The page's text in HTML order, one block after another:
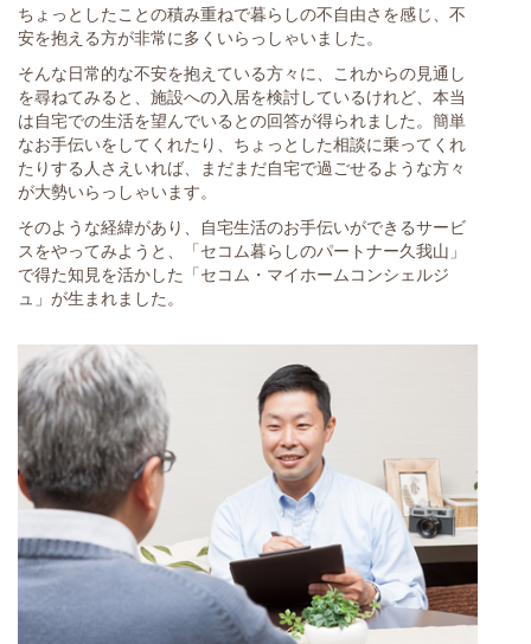
ちょっとしたことの積み重ねで暮らしの不自由さを感じ、不
安を抱える方が非常に多くいらっしゃいました。
そんな日常的な不安を抱えている方々に、これからの見通し
を尋ねてみると、施設への入居を検討しているけれど、本当
は自宅での生活を望んでいるとの回答が得られました。簡単
なお手伝いをしてくれたり、ちょっとした相談に乗ってくれ
たりする人さえいれば、まだまだ自宅で過ごせるような方々
が大勢いらっしゃいます。
そのような経緯があり、自宅生活のお手伝いができるサービ
スをやってみようと、「セコム暮らしのパートナー久我山」
で得た知見を活かした「セコム・マイホームコンシェルジ
ュ」が生まれました。